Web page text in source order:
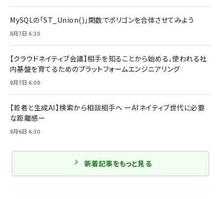
MySQLの「ST_Union()」関数でポリゴンを合体させてみよう
8月7日 6:30
【クラウドネイティブ会議】相手を知ることから始める、使われる社
内基盤を育てるためのプラットフォームエンジニアリング
8月7日 6:00
【若者と生成AI】検索から相談相手へ ーAIネイティブ世代に必要
な距離感ー
8月6日 6:30
新着記事をもっと見る